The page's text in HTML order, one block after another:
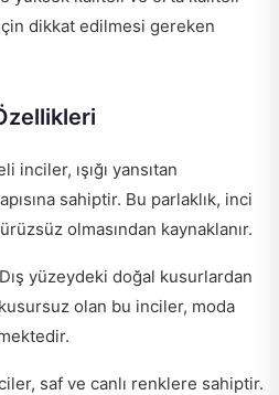
dikkat edilmesi gereken
inciler, ışığı yansıtan
sahiptir. Bu parlaklık, inci
olmasından kaynaklanır.
yüzeydeki doğal kusurlardan
olan bu inciler, moda
saf ve canlı renklere sahiptir.